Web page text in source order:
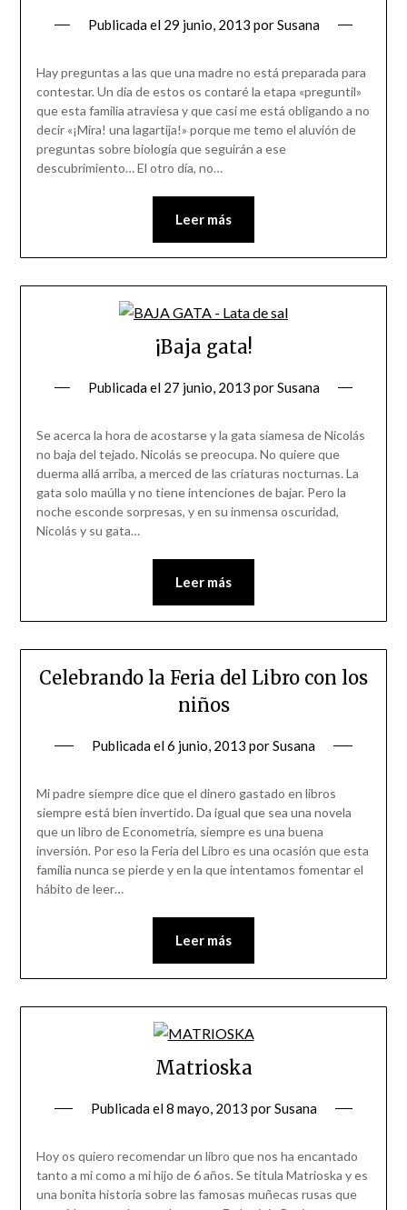
Publicada el 29 junio, 2013 porSusana
Hay preguntas a las que una madre no está preparada para
contestar. Un día de estos os contaré la etapa «preguntil»
que esta familia atraviesa y que casi me está obligando a no
decir «¡Mira! una lagartija!» porque me temo el aluvión de
preguntas sobre biología que seguirán a ese
descubrimiento… El otro día, no…
Leer más
¡Baja gata!
Publicada el 27 junio, 2013 porSusana
Se acerca la hora de acostarse y la gata siamesa de Nicolás
no baja del tejado. Nicolás se preocupa. No quiere que
duerma allá arriba, a merced de las criaturas nocturnas. La
gata solo maúlla y no tiene intenciones de bajar. Pero la
noche esconde sorpresas, y en su inmensa oscuridad,
Nicolás y su gata…
Leer más
Celebrando la Feria del Libro con los
niños
Publicada el6 junio, 2013 porSusana
Mi padre siempre dice que el dinero gastado en libros
siempre está bien invertido. Da igual que sea una novela
que un libro de Econometría, siempre es una buena
inversión. Por eso la Feria del Libro es una ocasión que esta
familia nunca se pierde y en la que intentamos fomentar el
hábito de leer…
Leer más
Matrioska
Publicada el8 mayo, 2013 porSusana
Hoy os quiero recomendar un libro que nos ha encantado
tanto a mi como a mi hijo de 6 años. Se titula Matrioska y es
una bonita historia sobre las famosas muñecas rusas que